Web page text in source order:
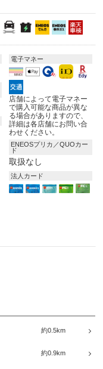
電子マネー
店舗によって電子マネー
で購入可能な商品が異な
る場合がありますので、
詳細は各店舗にお問い合
わせください。
ENEOSプリカ／QUOカー
ド
取扱なし
法人カード
約0.5km
約0.9km